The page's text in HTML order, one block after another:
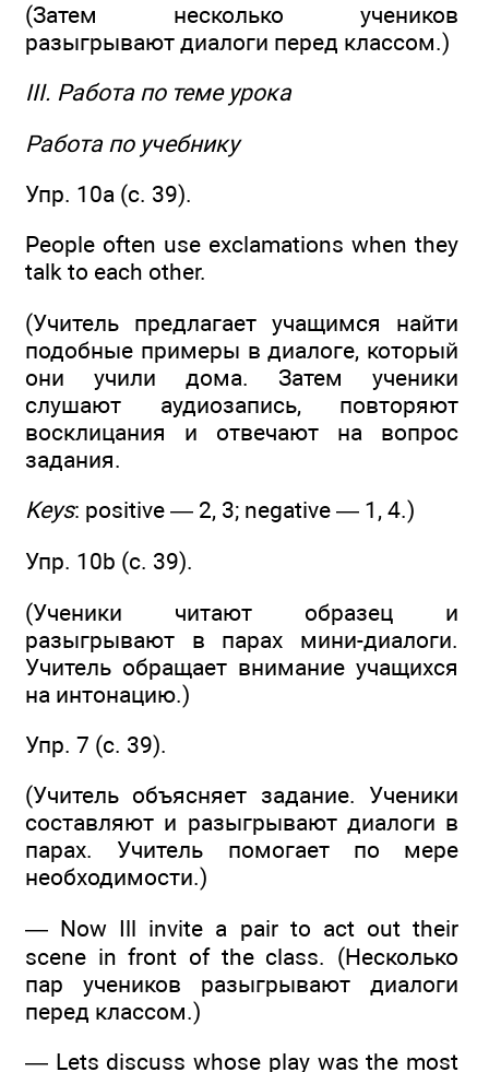
(Затем несколько учеников
разыгрывают диалоги перед классом.)
III. Работа по теме урока
Работа по учебнику
Упр. 10а (с. 39).
People often use exclamations when they
talk to each other.
(Учитель предлагает учащимся найти
подобные примеры в диалоге, который
они учили дома. Затем ученики
слушают аудиозапись, повторяют
восклицания и отвечают на вопрос
задания.
Keys: positive — 2, 3; negative — 1, 4.)
Упр. 10b (с. 39).
(Ученики читают образец и
разыгрывают в парах мини-диалоги.
Учитель обращает внимание учащихся
на интонацию.)
Упр. 7 (с. 39).
(Учитель объясняет задание. Ученики
составляют и разыгрывают диалоги в
парах. Учитель помогает по мере
необходимости.)
— Now Ill invite a pair to act out their
scene in front of the class. (Несколько
пар учеников разыгрывают диалоги
перед классом.)
— Lets discuss whose play was the most